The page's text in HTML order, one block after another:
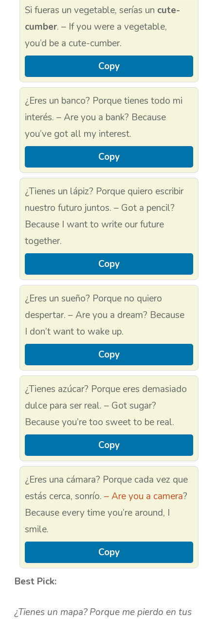
Si fueras un vegetable, serías un cute-
cumber. – If you were a vegetable,
you’d be a cute-cumber.
Copy
¿Eres un banco? Porque tienes todo mi
interés. – Are you a bank? Because
you’ve got all my interest.
Copy
¿Tienes un lápiz? Porque quiero escribir
nuestro futuro juntos. – Got a pencil?
Because I want to write our future
together.
Copy
¿Eres un sueño? Porque no quiero
despertar. – Are you a dream? Because
I don’t want to wake up.
Copy
¿Tienes azúcar? Porque eres demasiado
dulce para ser real. – Got sugar?
Because you’re too sweet to be real.
Copy
¿Eres una cámara? Porque cada vez que
estás cerca, sonrío. – Are you a camera?
Because every time you’re around, I
smile.
Copy
Best Pick:
¿Tienes un mapa? Porque me pierdo en tus